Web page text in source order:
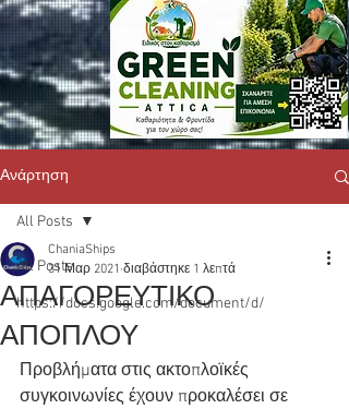
Ανάρτηση
All Posts
https://docs.google.com/document/d/
All Posts
ΑΠΑΓΟΡΕΥΤΙΚΟ
ΑΠΟΠΛΟΥ
ChaniaShips
31 Μαρ 2021 διαβάστηκε 1 λεπτά
Προβλήματα στις ακτοπλοϊκές
συγκοινωνίες έχουν προκαλέσει σε